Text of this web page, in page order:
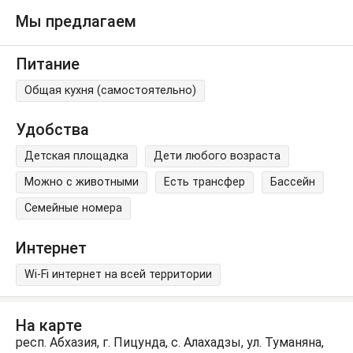
Мы предлагаем
Питание
Общая кухня (самостоятельно)
Удобства
Детская площадка
Дети любого возраста
Можно с животными
Есть трансфер
Бассейн
Семейные номера
Интернет
Wi-Fi интернет на всей территории
На карте
респ. Абхазия, г. Пицунда, с. Алахадзы, ул. Туманяна,